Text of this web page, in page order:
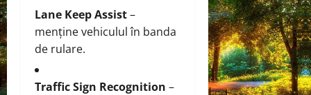
Lane Keep Assist–
menține vehiculul în banda
de rulare.
Traffic Sign Recognition –